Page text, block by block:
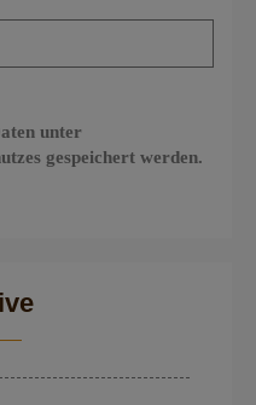
unter
gespeichert werden.